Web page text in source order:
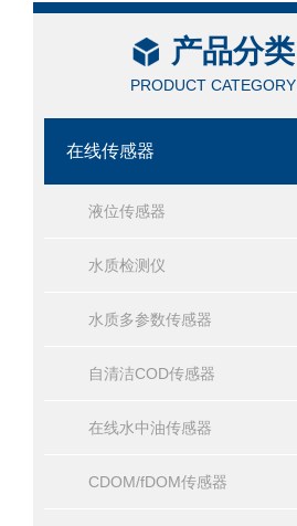
产品分类
PRODUCT CATEGORY
在线传感器
液位传感器
水质检测仪
水质多参数传感器
自清洁COD传感器
在线水中油传感器
CDOM/fDOM传感器